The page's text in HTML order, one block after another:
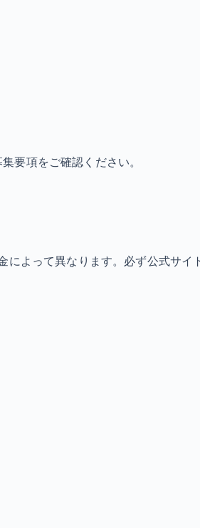
要項をご確認ください。
よって異なります。必ず公式サイ